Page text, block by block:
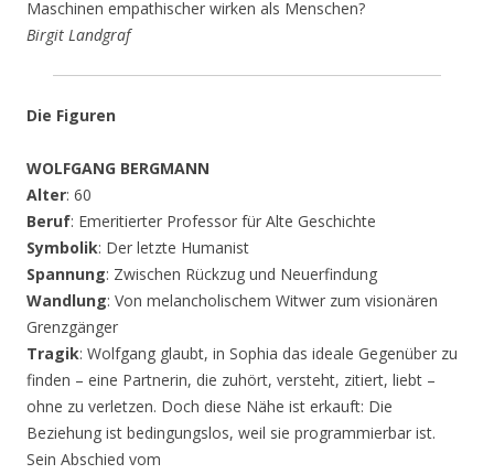
Maschinen empathischer wirken als Menschen?
Birgit Landgraf
Die Figuren
WOLFGANG BERGMANN
Alter: 60
Beruf: Emeritierter Professor für Alte Geschichte
Symbolik: Der letzte Humanist
Spannung: Zwischen Rückzug und Neuerfindung
Wandlung: Von melancholischem Witwer zum visionären
Grenzgänger
Tragik: Wolfgang glaubt, in Sophia das ideale Gegenüber zu
finden – eine Partnerin, die zuhört, versteht, zitiert, liebt –
ohne zu verletzen. Doch diese Nähe ist erkauft: Die
Beziehung ist bedingungslos, weil sie programmierbar ist.
Sein Abschied vom